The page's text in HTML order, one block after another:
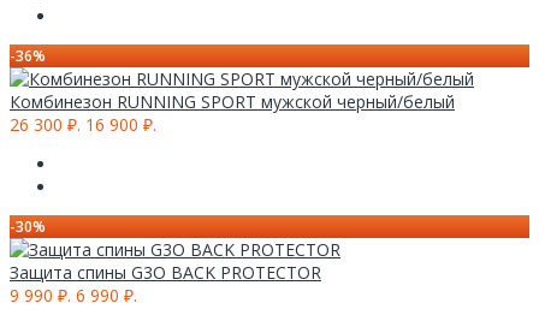
-36%
Комбинезон RUNNING SPORT мужской черный/белый
26 300 ₽. 16 900 ₽.
-30%
Защита спины G3O BACK PROTECTOR
9 990 ₽. 6 990 ₽.